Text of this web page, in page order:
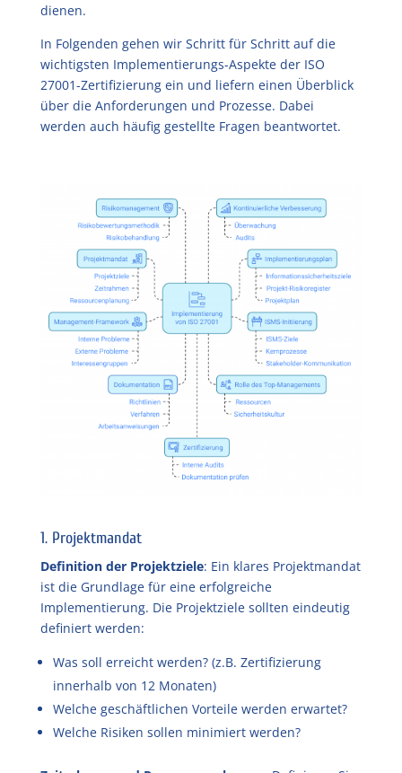
dienen.
In Folgenden gehen wir Schritt für Schritt auf die
wichtigsten Implementierungs-Aspekte der ISO
27001-Zertifizierung ein und liefern einen Überblick
über die Anforderungen und Prozesse. Dabei
werden auch häufig gestellte Fragen beantwortet.
1. Projektmandat
Definition der Projektziele: Ein klares Projektmandat
ist die Grundlage für eine erfolgreiche
Implementierung. Die Projektziele sollten eindeutig
definiert werden:
Was soll erreicht werden? (z.B. Zertifizierung
innerhalb von 12 Monaten)
Welche geschäftlichen Vorteile werden erwartet?
Welche Risiken sollen minimiert werden?